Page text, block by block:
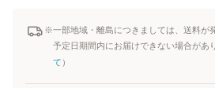
※一部地域・離島につきましては、送料が
予定日期間内にお届けできない場合があ
て ）